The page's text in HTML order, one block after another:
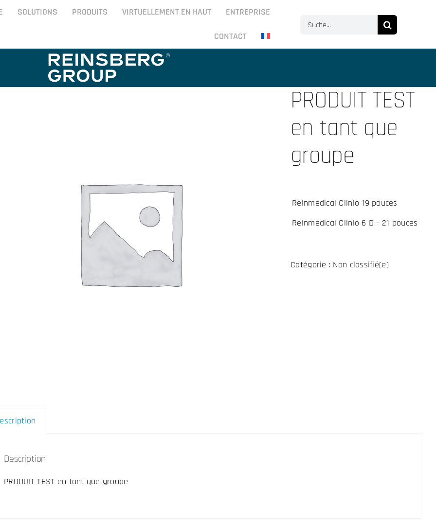
SOLUTIONS PRODUITS VIRTUELLEMENT EN HAUT ENTREPRISE
CONTACT
Search
PRODUIT TEST
en tant que
groupe
Reinmedical Clinio 19 pouces
Reinmedical Clinio 6 D - 21 pouces
Catégorie : Non classifié(e)
Description
PRODUIT TEST en tant que groupe